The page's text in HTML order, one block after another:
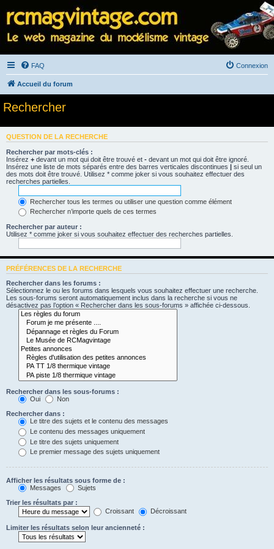
FAQ Connexion
Accueil du forum
Rechercher
QUESTION DE LA RECHERCHE
Rechercher par mots-clés :
Insérez + devant un mot qui doit être trouvé et - devant un mot qui doit être ignoré.
Insérez une liste de mots séparés entre des barres verticales discontinues | si seul un
des mots doit être trouvé. Utilisez * comme joker si vous souhaitez effectuer des
recherches partielles.
Rechercher tous les termes ou utiliser une question comme élément
Rechercher n’importe quels de ces termes
Rechercher par auteur :
Utilisez * comme joker si vous souhaitez effectuer des recherches partielles.
PRÉFÉRENCES DE LA RECHERCHE
Rechercher dans les forums :
Sélectionnez le ou les forums dans lesquels vous souhaitez effectuer une recherche.
Les sous-forums seront automatiquement inclus dans la recherche si vous ne
désactivez pas l’option « Rechercher dans les sous-forums » affichée ci-dessous.
Rechercher dans les sous-forums :
Oui
Non
Rechercher dans :
Le titre des sujets et le contenu des messages
Le contenu des messages uniquement
Le titre des sujets uniquement
Le premier message des sujets uniquement
Afficher les résultats sous forme de :
Messages
Sujets
Trier les résultats par :
Croissant
Décroissant
Limiter les résultats selon leur ancienneté :